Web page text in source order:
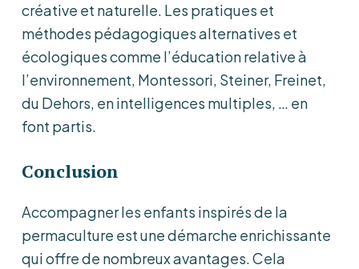
créative et naturelle. Les pratiques et
méthodes pédagogiques alternatives et
écologiques comme l’éducation relative à
l’environnement, Montessori, Steiner, Freinet,
du Dehors, en intelligences multiples, … en
font partis.
Conclusion
Accompagner les enfants inspirés de la
permaculture est une démarche enrichissante
qui offre de nombreux avantages. Cela